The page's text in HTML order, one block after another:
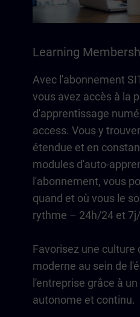
Learning
Avec l'abonnement
vous avez accès à la
d'apprentissage
access. Vous y
étendue et en
modules d'auto-
l'abonnement, vous
quand et où vous le
rythme – 24h/24 et
Favorisez une culture
moderne au sein de
l'entreprise grâce à
autonome et continu.